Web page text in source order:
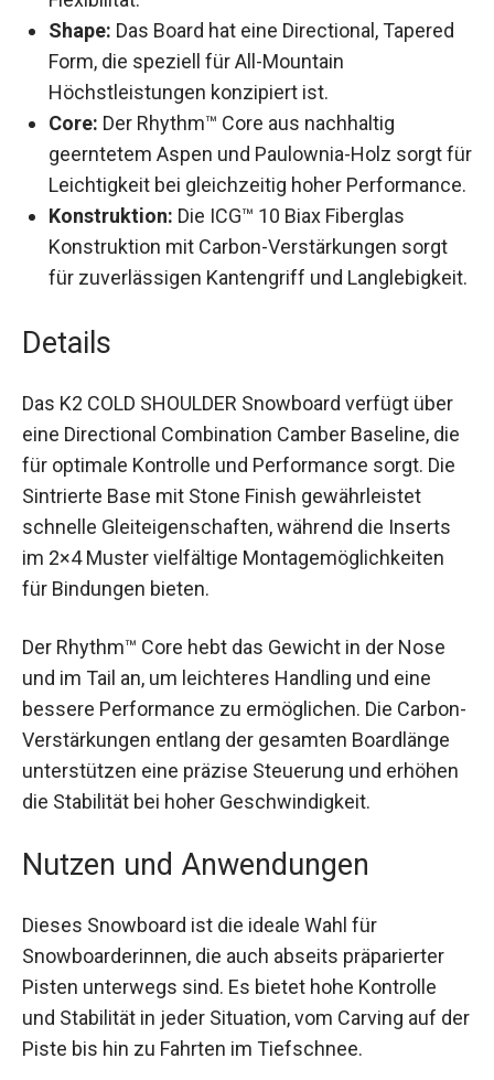
Shape:
Das Board hat eine Directional, Tapered
Form, die speziell für All-Mountain
Höchstleistungen konzipiert ist.
Core:
Der Rhythm™ Core aus nachhaltig
geerntetem Aspen und Paulownia-Holz sorgt
für Leichtigkeit bei gleichzeitig hoher
Performance.
Konstruktion:
Die ICG™ 10 Biax Fiberglas
Konstruktion mit Carbon-Verstärkungen sorgt
für zuverlässigen Kantengriff und
Langlebigkeit.
Details
Das K2 COLD SHOULDER Snowboard verfügt über
eine Directional Combination Camber Baseline,
die für optimale Kontrolle und Performance sorgt.
Die Sintrierte Base mit Stone Finish gewährleistet
schnelle Gleiteigenschaften, während die Inserts
im 2×4 Muster vielfältige Montagemöglichkeiten
für Bindungen bieten.
Der Rhythm™ Core hebt das Gewicht in der Nose
und im Tail an, um leichteres Handling und eine
bessere Performance zu ermöglichen. Die
Carbon-Verstärkungen entlang der gesamten
Boardlänge unterstützen eine präzise Steuerung
und erhöhen die Stabilität bei hoher
Geschwindigkeit.
Nutzen und Anwendungen
Dieses Snowboard ist die ideale Wahl für
Snowboarderinnen, die auch abseits präparierter